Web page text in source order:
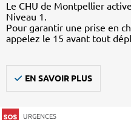
Le CHU de Montpellier
Niveau 1.
Pour garantir une prise en
appelez le 15 avant tout
EN SAVOIR PLUS
URGENCES